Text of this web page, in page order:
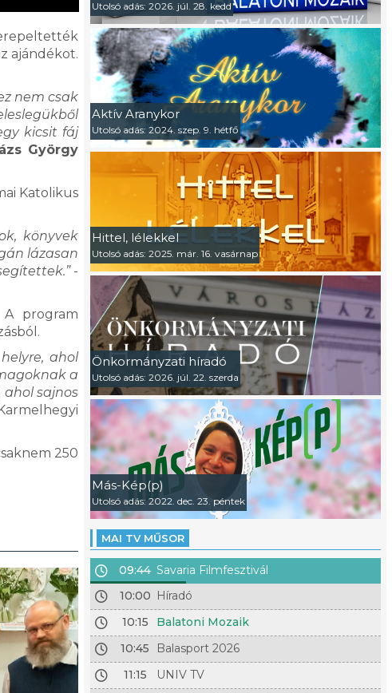
ajándékot.
nem csak
kicsit fáj
György
Katolikus
könyvek
lázasan
-
program
ahol
a
sajnos
250
Utolsó adás: 2026. júl. 28. kedd
Aktív Aranykor
Utolsó adás: 2024. szep. 9. hétfő
Hittel, lélekkel
Utolsó adás: 2025. már. 16. vasárnap
Önkormányzati híradó
Utolsó adás: 2026. júl. 22. szerda
Más-Kép(p)
Utolsó adás: 2022. dec. 23. péntek
MAI TV MŰSOR
09:44 Savaria Filmfesztivál
10:00 Híradó
10:15
Balatoni Mozaik
10:45
Balasport 2026
11:15
UNIV TV